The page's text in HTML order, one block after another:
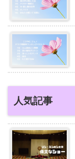
人気記事